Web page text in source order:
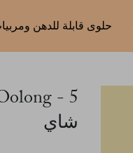
حلوى قابلة للدهن
شاي